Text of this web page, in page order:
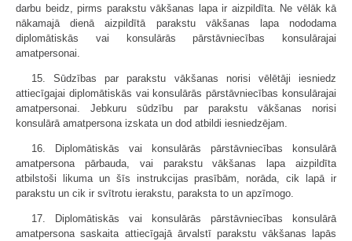
darbu beidz, pirms parakstu vākšanas lapa ir aizpildīta. Ne vēlāk kā
nākamajā dienā aizpildītā parakstu vākšanas lapa nododama
diplomātiskās vai konsulārās pārstāvniecības konsulārajai
amatpersonai.
15. Sūdzības par parakstu vākšanas norisi vēlētāji iesniedz
attiecīgajai diplomātiskās vai konsulārās pārstāvniecības konsulārajai
amatpersonai. Jebkuru sūdzību par parakstu vākšanas norisi
konsulārā amatpersona izskata un dod atbildi iesniedzējam.
16. Diplomātiskās vai konsulārās pārstāvniecības konsulārā
amatpersona pārbauda, vai parakstu vākšanas lapa aizpildīta
atbilstoši likuma un šīs instrukcijas prasībām, norāda, cik lapā ir
parakstu un cik ir svītrotu ierakstu, paraksta to un apzīmogo.
17. Diplomātiskās vai konsulārās pārstāvniecības konsulārā
amatpersona saskaita attiecīgajā ārvalstī parakstu vākšanas lapās